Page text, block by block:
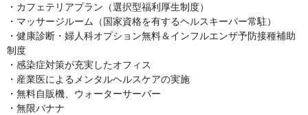
・カフェテリアプラン（選択型福利厚生制度）
・マッサージルーム（国家資格を有するヘルスキーパー常駐）
・健康診断・婦人科オプション無料＆インフルエンザ予防接種補助
制度
・感染症対策が充実したオフィス
・産業医によるメンタルヘルスケアの実施
・無料自販機、ウォーターサーバー
・無限バナナ